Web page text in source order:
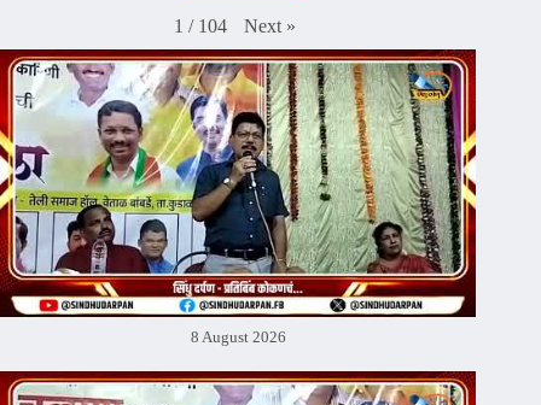
1 / 104 Next »
8 August 2026